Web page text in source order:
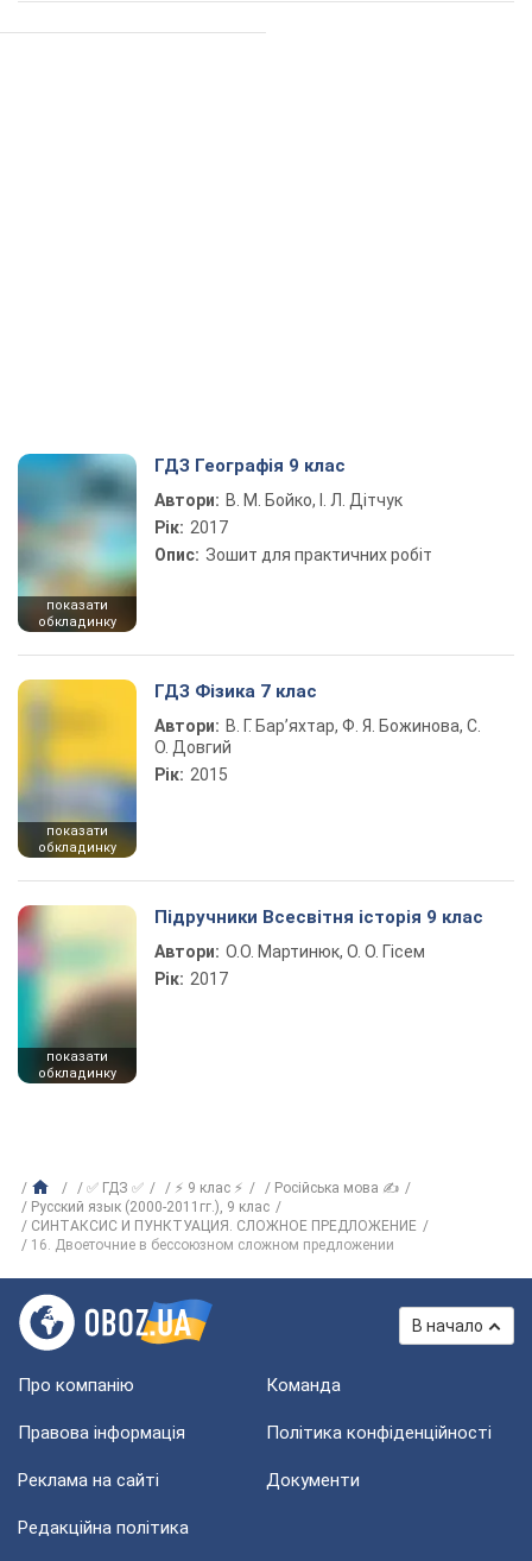
показати
обкладинку
ГДЗ Географія 9 клас
Автори: В. М. Бойко, І. Л. Дітчук
Рік: 2017
Опис: Зошит для практичних робіт
показати
обкладинку
ГДЗ Фізика 7 клас
Автори: В. Г. Бар’яхтар, Ф. Я. Божинова, С.
О. Довгий
Рік: 2015
показати
обкладинку
Підручники Всесвітня історія 9 клас
Автори: О.О. Мартинюк, О. О. Гісем
Рік: 2017
✅ ГДЗ ✅ ⚡ 9 клас ⚡
Російська мова ✍
Русский язык (2000-2011гг.), 9 клас
СИНТАКСИС И ПУНКТУАЦИЯ. СЛОЖНОЕ ПРЕДЛОЖЕНИЕ
16. Двоеточние в бессоюзном сложном предложении
В начало
Про компанію Команда
Правова інформація Політика конфіденційності
Реклама на сайті Документи
Редакційна політика